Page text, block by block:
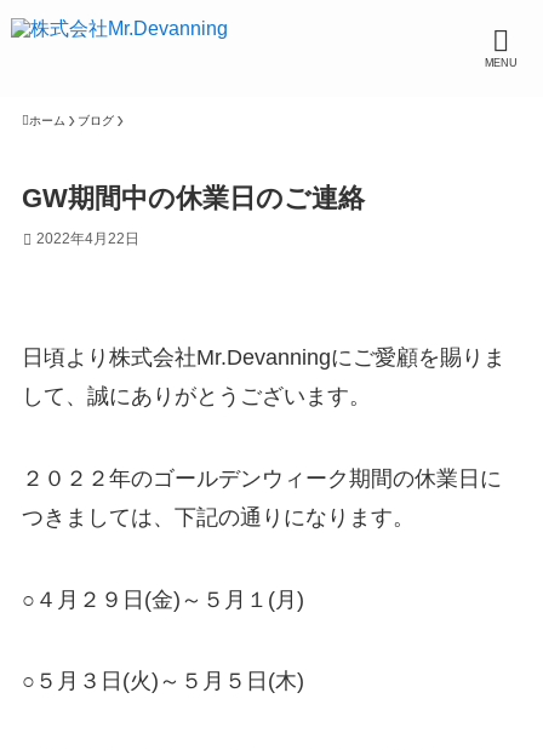
MENU
ホーム ブログ
GW期間中の休業日のご連絡
2022年4月22日
日頃より株式会社Mr.Devanningにご愛顧を賜りま
して、誠にありがとうございます。
２０２２年のゴールデンウィーク期間の休業日に
つきましては、下記の通りになります。
○４月２９日(金)～５月１(月)
○５月３日(火)～５月５日(木)